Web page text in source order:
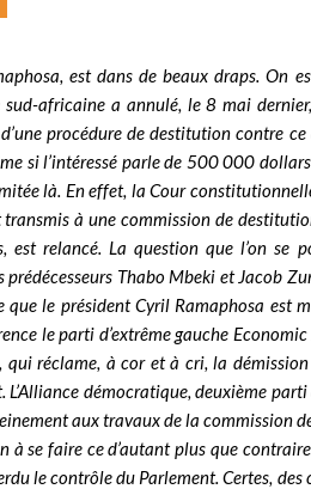
est dans de beaux draps. On
africaine a annulé, le 8 mai
procédure de destitution contre ce
si l’intéressé parle de 500 000 dollars
là. En effet, la Cour
à une commission de
est relancé. La question que l’on se
prédécesseurs Thabo Mbeki et Jacob
le président Cyril Ramaphosa est
le parti d’extrême gauche
réclame, à cor et à cri, la
L’Alliance démocratique, deuxième
aux travaux de la commission
à se faire ce d’autant plus que
le contrôle du Parlement. Certes,